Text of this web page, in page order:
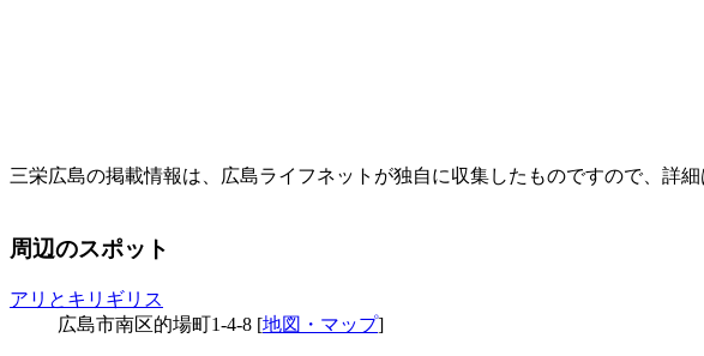
三栄広島の掲載情報は、広島ライフネットが独自に収集したものですので、詳細
周辺のスポット
アリとキリギリス
広島市南区的場町1-4-8 [地図・マップ]